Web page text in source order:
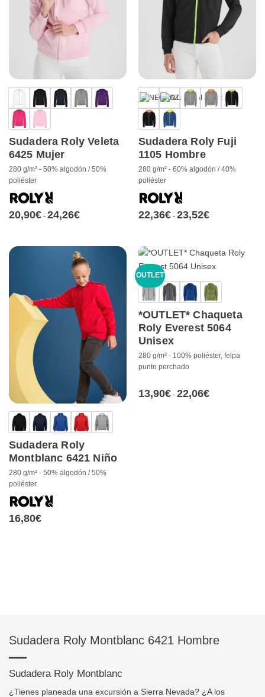
Sudadera Roly Veleta
6425 Mujer
280 g/m² - 50% algodón / 50%
poliéster
20,90€ - 24,26€Rango
de
hasta
24,26€
Sudadera Roly Fuji
1105 Hombre
280 g/m² - 60% algodón / 40%
poliéster
22,36€ - 23,52€Rango
de
hasta
23,52€
Sudadera Roly
Montblanc 6421 Niño
280 g/m² - 50% algodón / 50%
poliéster
16,80€
OUTLET
*OUTLET* Chaqueta
Roly Everest 5064
Unisex
280 g/m² - 100% poliéster, felpa
punto perchado
13,90€ - 22,06€Rango
de
Sudadera Roly Montblanc 6421 Hombre
Sudadera Roly Montblanc
¿Tienes planeada una excursión a Sierra Nevada? ¿A los